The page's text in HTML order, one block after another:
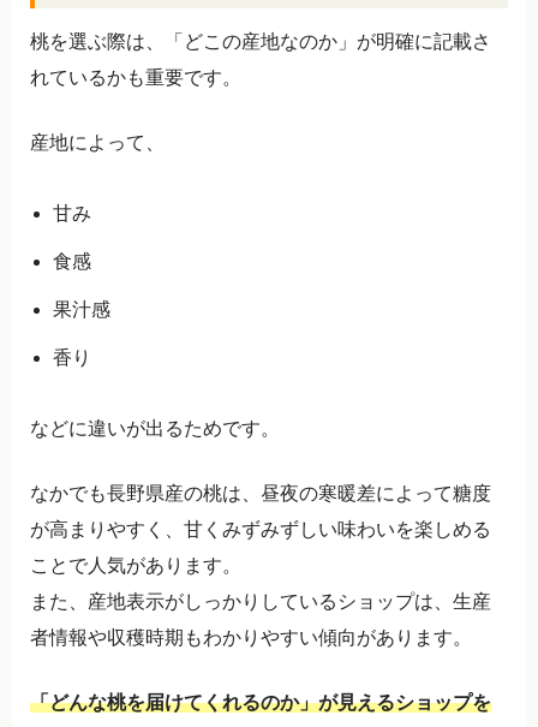
桃を選ぶ際は、「どこの産地なのか」が明確に記載さ
れているかも重要です。
産地によって、
甘み
食感
果汁感
香り
などに違いが出るためです。
なかでも長野県産の桃は、昼夜の寒暖差によって糖度
が高まりやすく、甘くみずみずしい味わいを楽しめる
ことで人気があります。
また、産地表示がしっかりしているショップは、生産
者情報や収穫時期もわかりやすい傾向があります。
「どんな桃を届けてくれるのか」が見えるショップを